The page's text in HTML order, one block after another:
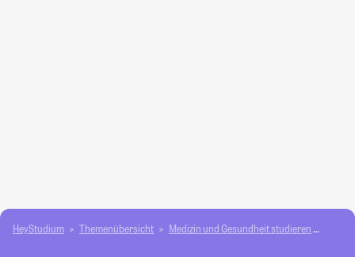
HeyStudium Themenübersicht Medizin und Gesundheit studieren